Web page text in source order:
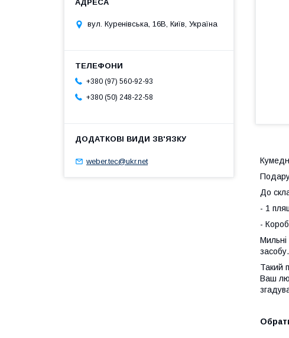
До
- 1
-
засобу.
Такий
Ваш
вул. Куренівська, 16В, Київ, Україна
+380 (97) 560-92-93
+380 (50) 248-22-58
weber.tec@ukr.net